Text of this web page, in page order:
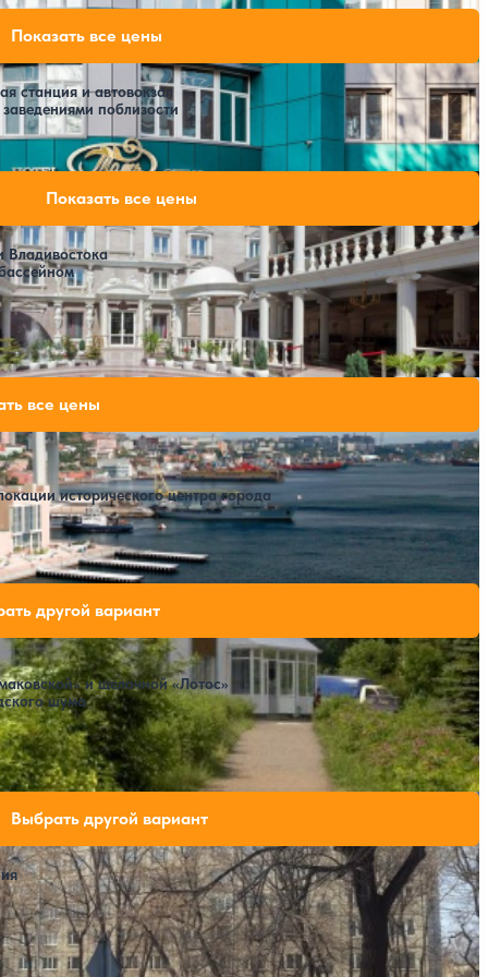
станция и автовокзал
поблизости
122,500 ₽
Показать все цены
Владивостока
Показать все цены
Гранд Отель & СПА»
исторического центра города
346,500 ₽
за 7 ночей, 2 взрослых
385,000 ₽
за 7 ночей, 2 взрослых
все цены
и щелочной «Лотос»
шума
мест на выбранные даты
другой вариант
свободных мест на выбранные даты
Выбрать другой вариант